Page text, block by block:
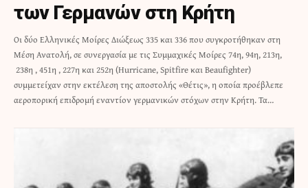
των Γερμανών στη Κρήτη
Οι δύο Ελληνικές Μοίρες Διώξεως 335 και 336 που συγκροτήθηκαν στη
Μέση Ανατολή, σε συνεργασία με τις Συμμαχικές Μοίρες 74η, 94η, 213η,
238η , 451η , 227η και 252η (Hurricane, Spitfire και Beaufighter)
συμμετείχαν στην εκτέλεση της αποστολής «Θέτις», η οποία προέβλεπε
αεροπορική επιδρομή εναντίον γερμανικών στόχων στην Κρήτη. Τα…